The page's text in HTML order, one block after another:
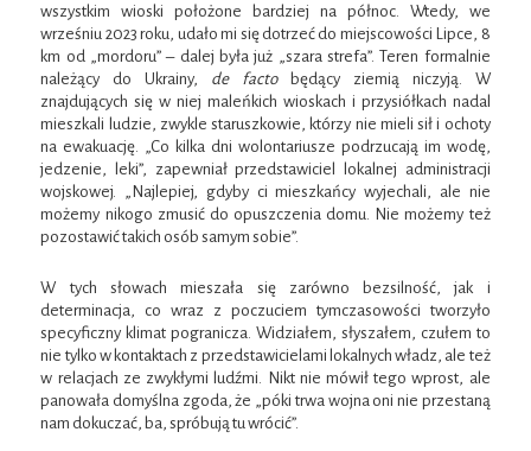
wszystkim wioski położone bardziej na północ. Wtedy, we
wrześniu 2023 roku, udało mi się dotrzeć do miejscowości Lipce, 8
km od „mordoru” – dalej była już „szara strefa”. Teren formalnie
należący do Ukrainy, de factobędący ziemią niczyją. W
znajdujących się w niej maleńkich wioskach i przysiółkach nadal
mieszkali ludzie, zwykle staruszkowie, którzy nie mieli sił i ochoty
na ewakuację. „Co kilka dni wolontariusze podrzucają im wodę,
jedzenie, leki”, zapewniał przedstawiciel lokalnej administracji
wojskowej. „Najlepiej, gdyby ci mieszkańcy wyjechali, ale nie
możemy nikogo zmusić do opuszczenia domu. Nie możemy też
pozostawić takich osób samym sobie”.
W tych słowach mieszała się zarówno bezsilność, jak i
determinacja, co wraz z poczuciem tymczasowości tworzyło
specyficzny klimat pogranicza. Widziałem, słyszałem, czułem to
nie tylko w kontaktach z przedstawicielami lokalnych władz, ale też
w relacjach ze zwykłymi ludźmi. Nikt nie mówił tego wprost, ale
panowała domyślna zgoda, że „póki trwa wojna oni nie przestaną
nam dokuczać, ba, spróbują tu wrócić”.